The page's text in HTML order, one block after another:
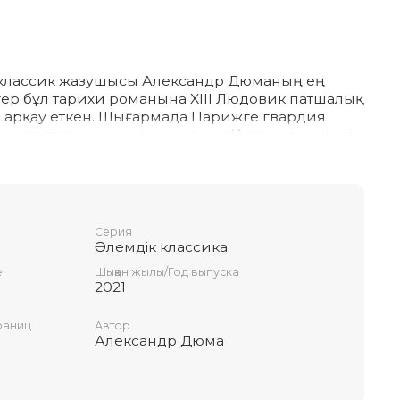
жазушысы Александр Дюманың ең
бұл тарихи романына XIII Людовик патшалық
арқау еткен. Шығармада Парижге гвардия
тастап шыққан гаскондық д’Артаньян есімді
досы Атос, Портос және Арамистің басынан
қоса бейнелейтін осынау туындының ғасыр
жеткен өміршеңдігі өлшеусіз. Роман
жазылған.
Серия
Әлемдік классика
Шыққан жылы/Год выпуска
2021
Автор
Александр Дюма